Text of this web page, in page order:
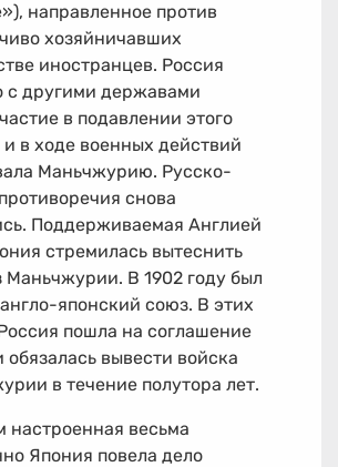
направленное против
хозяйничавших
иностранцев. Россия
с другими державами
в подавлении этого
в ходе военных действий
Маньчжурию. Русско-
снова
Поддерживаемая Англией
стремилась вытеснить
Маньчжурии. В 1902 году был
японский союз. В этих
пошла на соглашение
обязалась вывести войска
в течение полутора лет.
настроенная весьма
Япония повела дело